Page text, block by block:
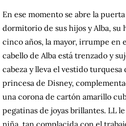
En ese momento se abre la
dormitorio de sus hijos y Alba, su
cinco años, la mayor, irrumpe en
cabello de Alba está trenzado y
cabeza y lleva el vestido turquesa
princesa de Disney,
una corona de cartón amarillo
pegatinas de joyas brillantes. LL